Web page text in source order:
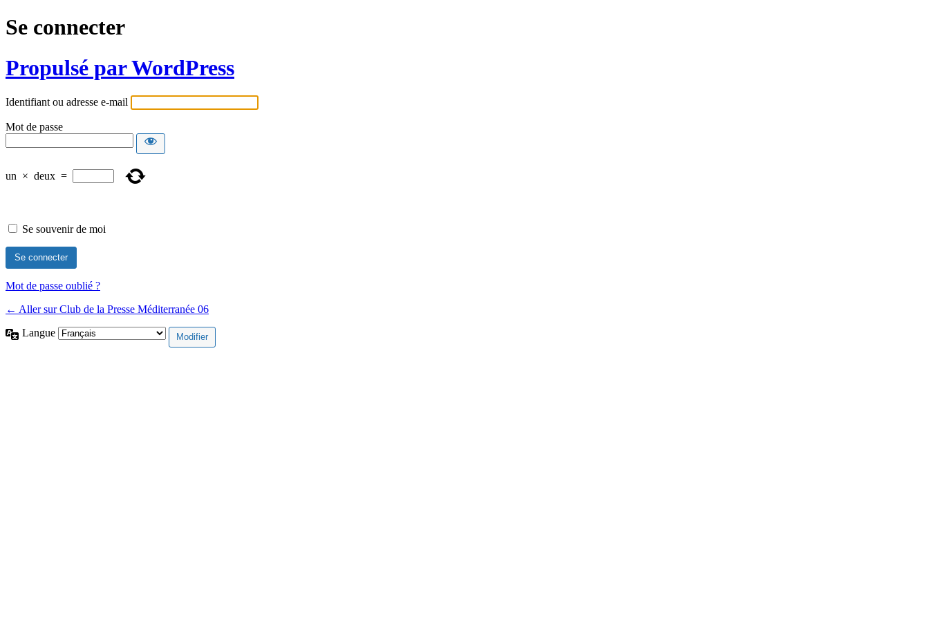
Se connecter
Propulsé par WordPress
Identifiant ou adresse e-mail
Mot de passe
un × deux =
Se souvenir de moi
Mot de passe oublié ?
← Aller sur Club de la Presse Méditerranée 06
Langue